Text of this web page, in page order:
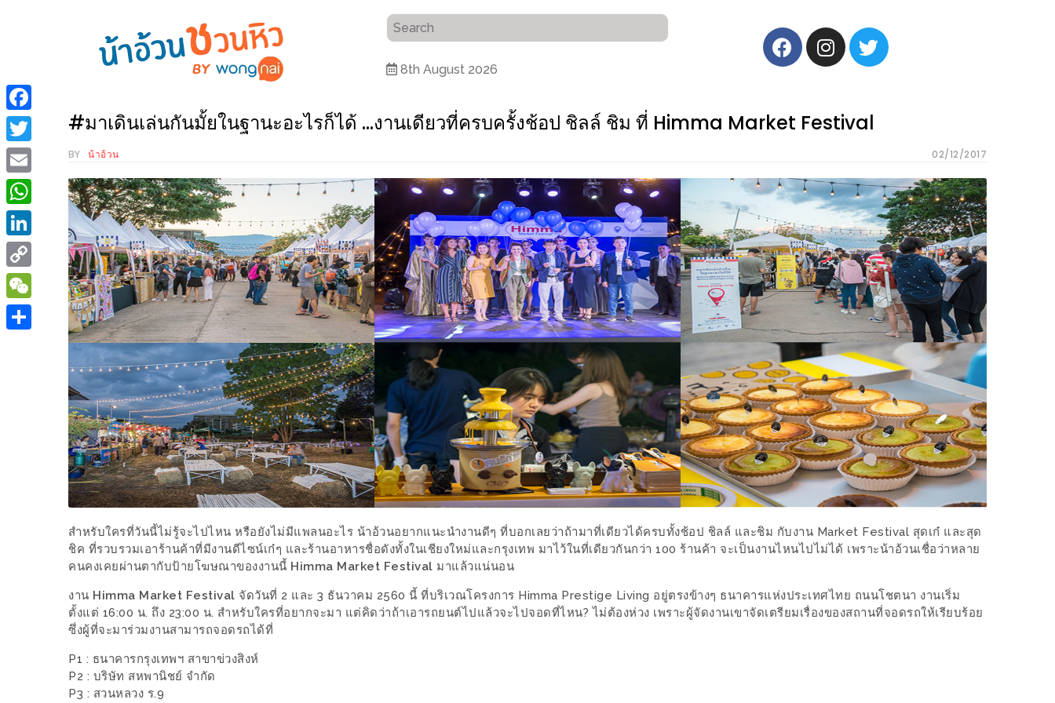
8th August 2026
แนะนำ
ร้าน
อาหาร
ที่
ต้องการ
ติดต่อ
น้า
อ้วน
WONGNAI.COM
นโยบาย
ความ
เป็น
ส่วน
ตัว
[PR]
รับ
โชค
ที่
โรงแรม
ศิริ
ปัน
นาฯ
เชียงใหม่
#มา
เดิน
เล่น
กัน
มั้ย
ใน
อะไร
ก็ได้
งาน
เดียว
ครบ
ครั้ง
#มาเดินเล่นกันมั้ยในฐานะอะไรก็ได้ …งานเดียวที่ครบครั้งช้อป ชิลล์ ชิม ที่ Himma Market Festival
BY น้าอ้วน 02/12/2017
สำหรับใครที่วันนี้ไม่รู้จะไปไหน หรือยังไม่มีแพลนอะไร น้าอ้วนอยากแนะนำงานดีๆ ที่บอกเลยว่าถ้ามาที่เดียวได้ครบทั้งช้อป ชิลล์ และชิม กับงาน Market Festival สุดเก๋ และสุด
ชิค ที่รวบรวมเอาร้านค้าที่มีงานดีไซน์เก๋ๆ และร้านอาหารชื่อดังทั้งในเชียงใหม่และกรุงเทพ มาไว้ในที่เดียวกันกว่า 100 ร้านค้า จะเป็นงานไหนไปไม่ได้ เพราะน้าอ้วนเชื่อว่าหลาย
คนคงเคยผ่านตากับป้ายโฆษณาของงานนี้ Himma Market Festival มาแล้วแน่นอน
งาน Himma Market Festival จัดวันที่ 2 และ 3 ธันวาคม 2560 นี้ ที่บริเวณโครงการ Himma Prestige Living อยู่ตรงข้างๆ ธนาคารแห่งประเทศไทย ถนนโชตนา งานเริ่ม
ตั้งแต่ 16:00 น. ถึง 23:00 น. สำหรับใครที่อยากจะมา แต่คิดว่าถ้าเอารถยนต์ไปแล้วจะไปจอดที่ไหน? ไม่ต้องห่วง เพราะผู้จัดงานเขาจัดเตรียมเรื่องของสถานที่จอดรถให้เรียบร้อย
ซึ่งผู้ที่จะมาร่วมงานสามารถจอดรถได้ที่
P1 : ธนาคารกรุงเทพฯ สาขาข่วงสิงห์
P2 : บริษัท สหพานิชย์ จำกัด
P3 : สวนหลวง ร.9
Facebook
Twitter
Email
WhatsApp
LinkedIn
Copy
Link
WeChat